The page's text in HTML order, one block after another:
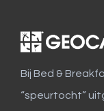
Bij Bed &
“speurtocht”